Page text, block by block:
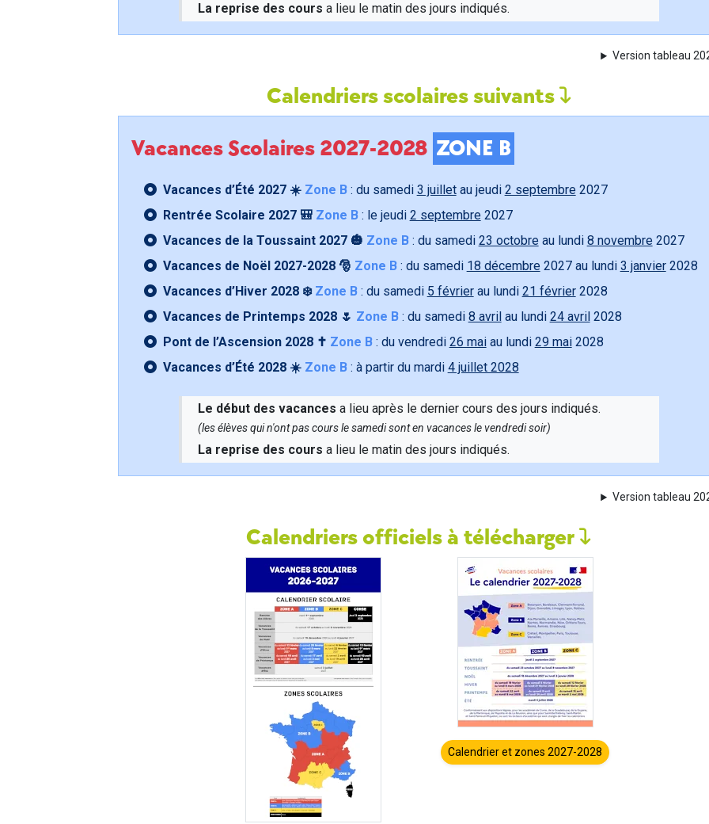
La reprise des cours a lieu le matin des jours indiqués.
Version tableau
Calendriers scolaires suivants
Vacances Scolaires 2027-2028 ZONE B
Vacances d’Été 2027 ☀️ Zone B: du samedi 3 juilletau jeudi 2 septembre 2027
Rentrée Scolaire 2027 🎒 Zone B: le jeudi 2 septembre 2027
Vacances de la Toussaint 2027 🎃 Zone B: du samedi 23 octobre au lundi 8 novembre 2027
Vacances de Noël 2027-2028 🎅 Zone B: du samedi 18 décembre 2027 au lundi 3 janvier2028
Vacances d’Hiver 2028 ❄️ Zone B: du samedi 5 févrierau lundi 21 février2028
Vacances de Printemps 2028 🌷 Zone B: du samedi 8 avril au lundi 24 avril 2028
Pont de l’Ascension 2028 ✝️ Zone B: du vendredi 26 maiau lundi 29 mai2028
Vacances d’Été 2028 ☀️ Zone B: à partir du mardi 4 juillet 2028
Le début des vacances a lieu après le dernier cours des jours indiqués.
(les élèves qui n'ont pas cours le samedi sont en vacances le vendredi soir)
La reprise des cours a lieu le matin des jours indiqués.
Version tableau
Calendriers officiels à télécharger
Calendrier et zones 2027-2028